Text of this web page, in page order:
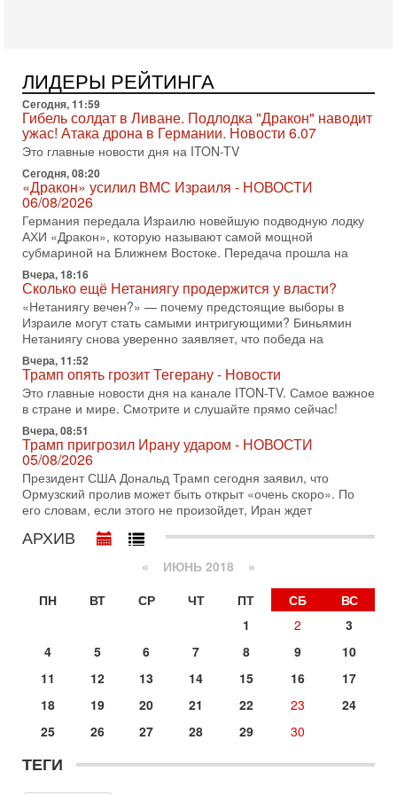
31-07-2026, 09:02
Битва за разоружение ХАМАСа - НОВОСТИ
31/07/2026
Сегодня президент США Дональд Трамп заявил о
достижении исторического соглашения о полном
разоружении ХАМАСа и других вооруженных группировок в
30-07-2026, 17:59
Иран доведет Трампа до крайних мер? Разбор и
оценка от военного обозревателя Давида Шарпа
Ситуация вокруг противостояния Ирана и США накаляется
с каждым днем. Почему Трамп в самый последний момент
отменил решение о нанесении тяжелых ударов
30-07-2026, 16:54
Покупатель авиакомпании «Аркия» намерен
запретить полеты по субботам!
Вокруг возможной продажи авиакомпании «Аркия»
разгорается громкий конфликт.
30-07-2026, 08:16
Трамп готовит удар по Ирану - НОВОСТИ 30/07/2026
Президент США Дональд Трамп сегодня рассматривает
возможность масштабной военной операции против Ирана
после ракетной атаки на американскую базу в
29-07-2026, 18:28
Трамп взбешен атакой на базы! Иран играет с огнем.
Израиль меняет курс
дипломат, в прошлом - старший офицер военной разведки
Иран готовит наземное вторжение. Израиль
повышает готовность. Развязка все ближе!
В эфире телеканала ITON-TV Григорий Тамар, офицер
ЦАХАЛа в отставке, писатель, журналист, военный историк.
Ведет программу Александр Гур-Арье.
29-07-2026, 11:48
Соцработники выходит на "тропу войны" с местными
властями
Около 7 400 социальных работников по всему Израилю
начале трудового спора между Профсоюзом
Сегодня, 08:20
ЛИДЕРЫ РЕЙТИНГА
Сегодня, 11:59
Гибель солдат в Ливане. Подлодка "Дракон" наводит
ужас! Атака дрона в Германии. Новости 6.07
Это главные новости дня на ITON-TV
Сегодня, 08:20
«Дракон» усилил ВМС Израиля - НОВОСТИ
06/08/2026
Германия передала Израилю новейшую подводную лодку
АХИ «Дракон», которую называют самой мощной
субмариной на Ближнем Востоке. Передача прошла на
Вчера, 18:16
Сколько ещё Нетаниягу продержится у власти?
«Нетаниягу вечен?» — почему предстоящие выборы в
Израиле могут стать самыми интригующими? Биньямин
Нетаниягу снова уверенно заявляет, что победа на
Вчера, 11:52
Трамп опять грозит Тегерану - Новости
Это главные новости дня на канале ITON-TV. Самое важное
в стране и мире. Смотрите и слушайте прямо сейчас!
Вчера, 08:51
Трамп пригрозил Ирану ударом - НОВОСТИ
05/08/2026
Президент США Дональд Трамп сегодня заявил, что
Ормузский пролив может быть открыт «очень скоро». По
его словам, если этого не произойдет, Иран ждет
АРХИВ
« ИЮНЬ 2018 »
ПН
ВТ СР ЧТ ПТ СБ
ВС
1
2
3
4
5 6 7 8 9
10
11
12 13 14 15 16
17
18
19 20 21 22 23
24
25
26 27 28 29 30
ТЕГИ